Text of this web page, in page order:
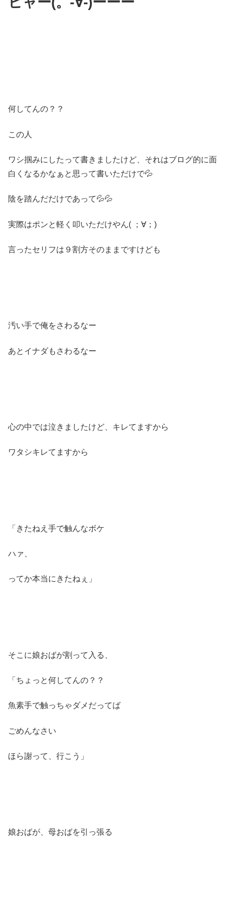
何してんの？？
この人
ワシ掴みにしたって書きましたけど、それはブログ的に面
白くなるかなぁと思って書いただけで💦
陰を踏んだだけであって💦💦
実際はポンと軽く叩いただけやん( ；∀；)
言ったセリフは９割方そのままですけども
汚い手で俺をさわるなー
あとイナダもさわるなー
心の中では泣きましたけど、キレてますから
ワタシキレてますから
「きたねえ手で触んなボケ
ハァ、
ってか本当にきたねぇ」
そこに娘おばが割って入る、
「ちょっと何してんの？？
魚素手で触っちゃダメだってば
ごめんなさい
ほら謝って、行こう」
娘おばが、母おばを引っ張る